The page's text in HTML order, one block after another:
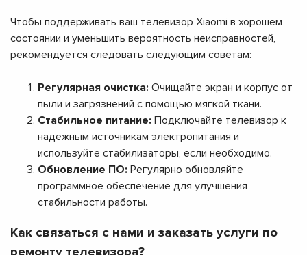
Чтобы поддерживать ваш телевизор Xiaomi в хорошем
состоянии и уменьшить вероятность неисправностей,
рекомендуется следовать следующим советам:
Регулярная очистка: Очищайте экран и корпус от
пыли и загрязнений с помощью мягкой ткани.
Стабильное питание: Подключайте телевизор к
надежным источникам электропитания и
используйте стабилизаторы, если необходимо.
Обновление ПО: Регулярно обновляйте
программное обеспечение для улучшения
стабильности работы.
Как связаться с нами и заказать услуги по